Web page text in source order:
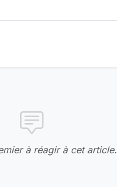
à réagir à cet article.